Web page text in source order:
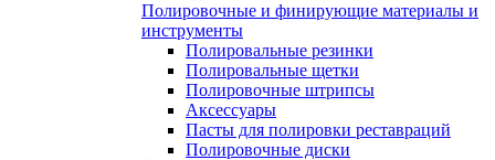
Полировочные и финирующие материалы и
инструменты
Полировальные резинки
Полировальные щетки
Полировочные штрипсы
Аксессуары
Пасты для полировки реставраций
Полировочные диски